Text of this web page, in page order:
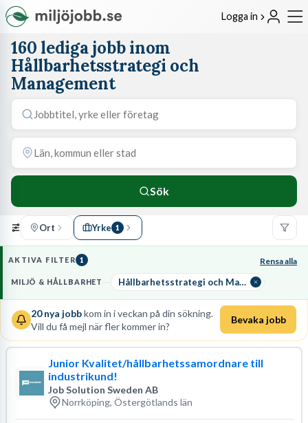
Logga in
160 lediga jobb inom
Hållbarhetsstrategi och
Management
Sök
Ort Yrke 1
AKTIVA FILTER 1 Rensa alla
MILJÖ & HÅLLBARHET Hållbarhetsstrategi och Management
20nya jobbkom in i veckan på din sökning.
Vill du få mejl när fler kommer in?
Bevaka jobb
Junior Kvalitet/hållbarhetssamordnare till
industrikund!
Job Solution Sweden AB
Norrköping, Östergötlands län